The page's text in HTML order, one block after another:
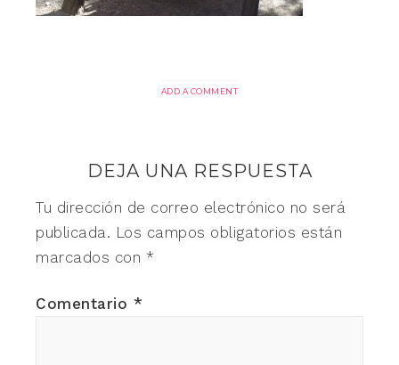
ADD A COMMENT
DEJA UNA RESPUESTA
Tu dirección de correo electrónico no será
publicada. Los campos obligatorios están
marcados con *
Comentario *